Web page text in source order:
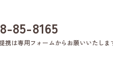
85-8165
携は専用フォームからお願いいたしま